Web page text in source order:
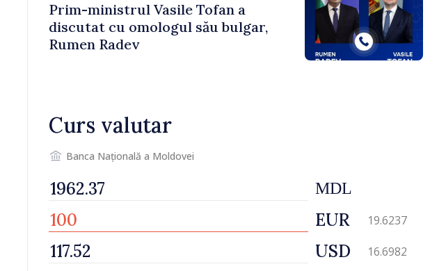
Prim-ministrul Vasile Tofan a
discutat cu omologul său bulgar,
Rumen Radev
Curs valutar
Banca Națională a Moldovei
MDL
EUR 19.6237
USD 16.6982